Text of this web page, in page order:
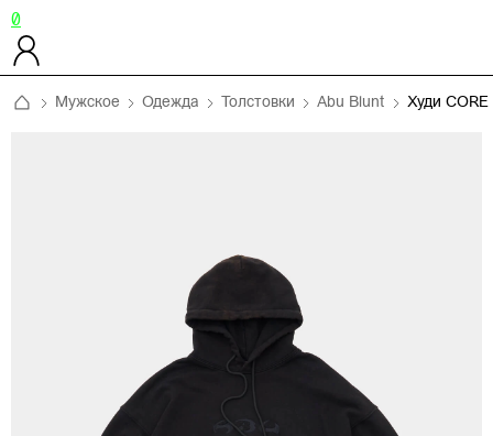
0
Мужское Одежда Толстовки Abu Blunt Худи